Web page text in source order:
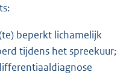
beperkt lichamelijk
tijdens het spreekuur;